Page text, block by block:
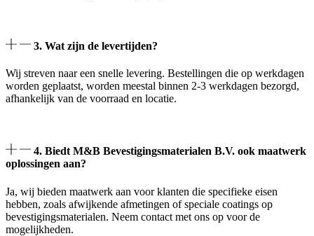
3. Wat zijn de levertijden?
Wij streven naar een snelle levering. Bestellingen die op werkdagen
worden geplaatst, worden meestal binnen 2-3 werkdagen bezorgd,
afhankelijk van de voorraad en locatie.
4. Biedt M&B Bevestigingsmaterialen B.V. ook maatwerk
oplossingen aan?
Ja, wij bieden maatwerk aan voor klanten die specifieke eisen
hebben, zoals afwijkende afmetingen of speciale coatings op
bevestigingsmaterialen. Neem contact met ons op voor de
mogelijkheden.